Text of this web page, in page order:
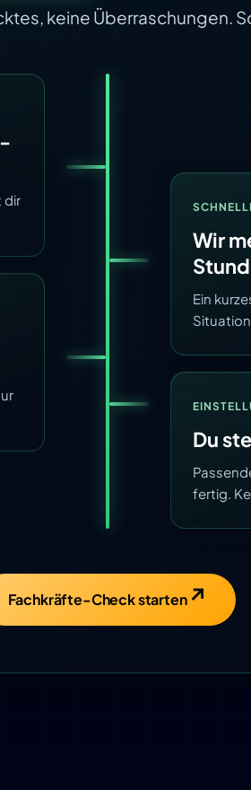
keine Überraschungen.
dir
Wir
Ein
Du
fertig.
Fachkräfte-Check starten